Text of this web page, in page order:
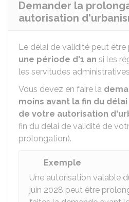
Demander la
autorisation
Le délai de validité peut
une période d'1 an si les
les servitudes
Vous devez en faire la
moins avant la fin du
de votre autorisation
fin du délai de validité de
prolongation).
Exemple
Une autorisation valable
juin 2028 peut être